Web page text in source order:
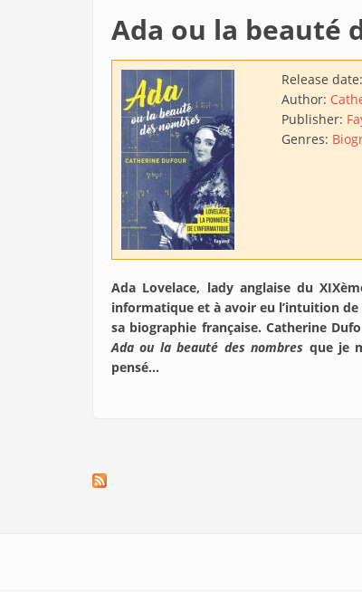
Ada ou la beauté
Release date:
Author:
Publisher:
Genres:
Ada Lovelace, lady anglaise du
informatique et à avoir eu l’intuition de
sa biographie française. Catherine
Ada ou la beauté des nombres que je
pensé…